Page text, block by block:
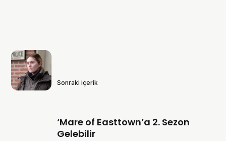
Sonraki içerik
‘Mare of Easttown’a 2. Sezon
Gelebilir